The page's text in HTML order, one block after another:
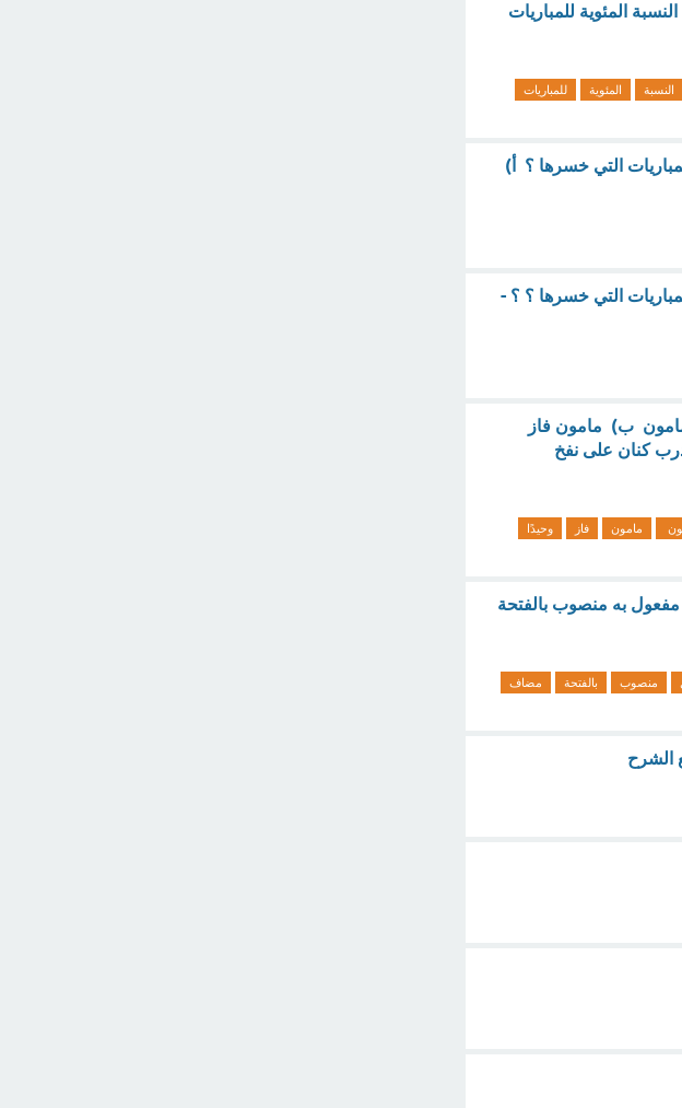
في 17 مبارة منها فإن النسبة المئوية للمباريات
النسبة المئوية
للمباريات
% وخسر في ٤٠ %، ماعدد المباريات التي خسرها ؟ أ)
٥٠ % وخسر في ٤٠ %، ماعدد المباريات التي خسرها ؟ ؟ -
ب) مامون فاز
كنان على نفخ
مامون فاز
وحيدًا
مفعول به منصوب بالفتحة
منصوب بالفتحة
مضاف
الشرح